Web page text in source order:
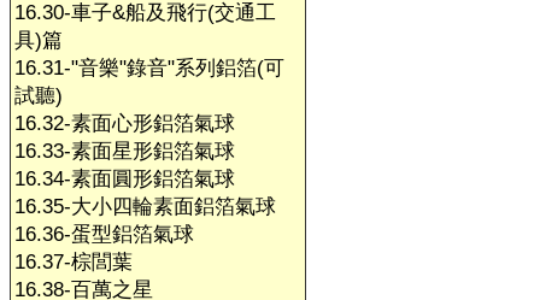
16.30-車子&船及飛行(交通工
具)篇
16.31-"音樂"錄音"系列鋁箔(可
試聽)
16.32-素面心形鋁箔氣球
16.33-素面星形鋁箔氣球
16.34-素面圓形鋁箔氣球
16.35-大小四輪素面鋁箔氣球
16.36-蛋型鋁箔氣球
16.37-棕閭葉
16.38-百萬之星